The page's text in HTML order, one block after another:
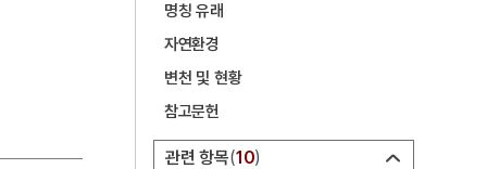
금수회의록
명칭 유래
자연환경
변천 및 현황
참고문헌
관련 항목 10